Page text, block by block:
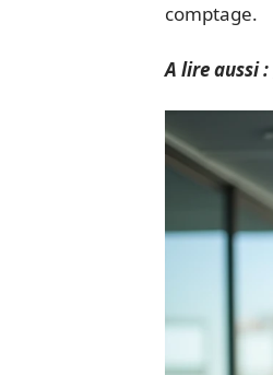
comptage.
A lire aussi :